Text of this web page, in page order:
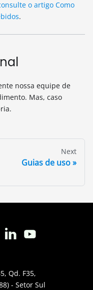
o artigo Como
.
nossa equipe de
Mas, caso
Next
Guias de uso
Qd. F35,
- Setor Sul